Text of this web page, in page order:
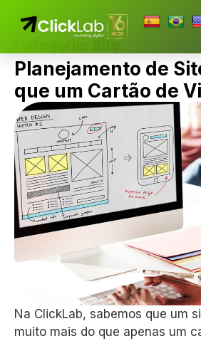
Categoria: Site
Planejamento de
que um Cartão de
Na ClickLab, sabemos que um
muito mais do que apenas um